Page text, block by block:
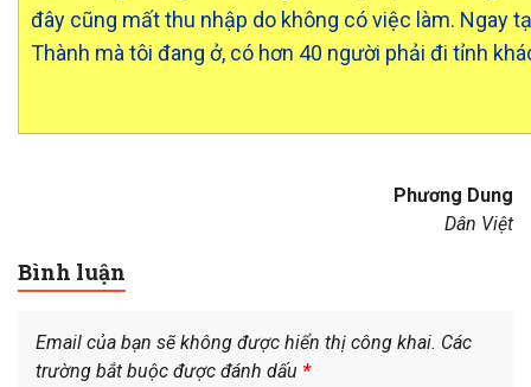
đây cũng mất thu nhập do không có việc làm. Ngay
Thành mà tôi đang ở, có hơn 40 người phải đi tỉnh
Phương Dung
Dân Việt
Bình luận
Email của bạn sẽ không được hiển thị công khai. Các
trường bắt buộc được đánh dấu *